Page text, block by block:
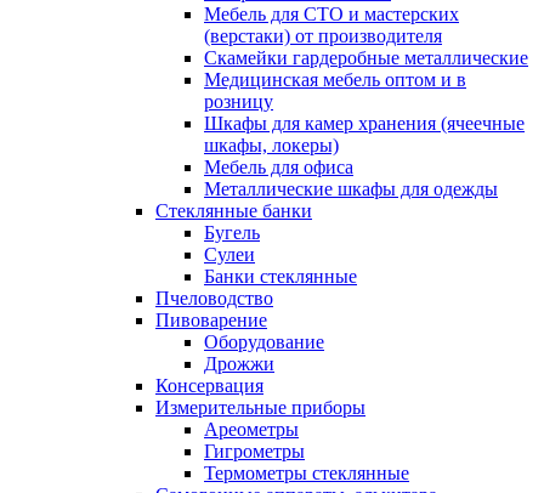
Мебель для СТО и мастерских
(верстаки) от производителя
Скамейки гардеробные металлические
Медицинская мебель оптом и в
розницу
Шкафы для камер хранения (ячеечные
шкафы, локеры)
Мебель для офиса
Металлические шкафы для одежды
Стеклянные банки
Бугель
Сулеи
Банки стеклянные
Пчеловодство
Пивоварение
Оборудование
Дрожжи
Консервация
Измерительные приборы
Ареометры
Гигрометры
Термометры стеклянные